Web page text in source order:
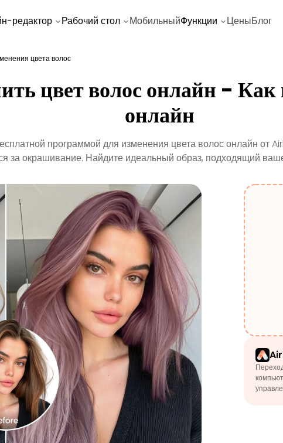
редактор Рабочий стол МобильныйФункции ЦеныБлог
цвета волос
цвет волос онлайн - Как
онлайн
программой для изменения цвета волос онлайн от
за окрашивание. Найдите идеальный образ, подходящий